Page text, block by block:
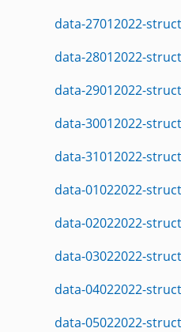
data-27012022-
data-28012022-
data-29012022-
data-30012022-
data-31012022-
data-01022022-
data-02022022-
data-03022022-
data-04022022-
data-05022022-